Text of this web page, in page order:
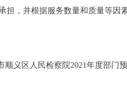
担，并根据服务数量和质量等因
顺义区人民检察院2021年度部门